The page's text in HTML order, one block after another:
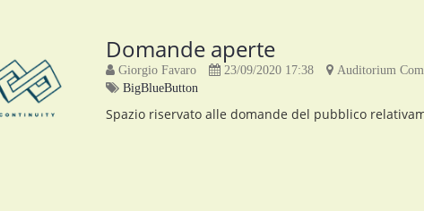
Domande aperte
Giorgio Favaro 23/09/2020 17:38
Auditorium
BigBlueButton
Spazio riservato alle domande del pubblico